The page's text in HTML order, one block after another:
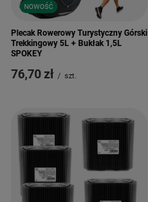
NOWOŚĆ
Plecak Rowerowy Turystyczny Górski
Trekkingowy 5L + Bukłak 1,5L
SPOKEY
76,70 zł / szt.